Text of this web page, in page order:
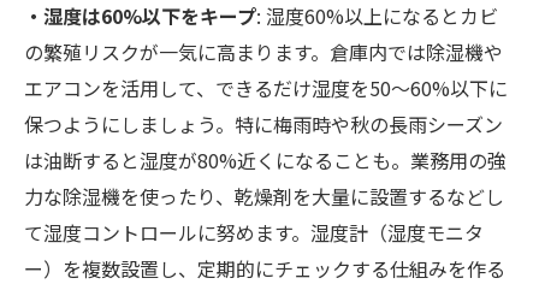
・湿度は60%以下をキープ: 湿度60%以上になるとカビ
の繁殖リスクが一気に高まります。倉庫内では除湿機や
エアコンを活用して、できるだけ湿度を50～60%以下に
保つようにしましょう。特に梅雨時や秋の長雨シーズン
は油断すると湿度が80%近くになることも。業務用の強
力な除湿機を使ったり、乾燥剤を大量に設置するなどし
て湿度コントロールに努めます。湿度計（湿度モニタ
ー）を複数設置し、定期的にチェックする仕組みを作る